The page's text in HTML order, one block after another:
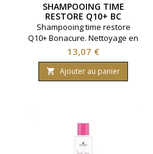
SHAMPOOING TIME
RESTORE Q10+ BC
BONACURE 250ML
Shampooing time restore
Q10+ Bonacure. Nettoyage en
douceur et hydratation.
Redonne de la jeunesse aux
cheveux. Marque
Schwarzkopf. Contenance
Prix
13,07 €
 Ajouter au panier